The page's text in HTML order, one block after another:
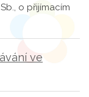
o přijímacím
ve